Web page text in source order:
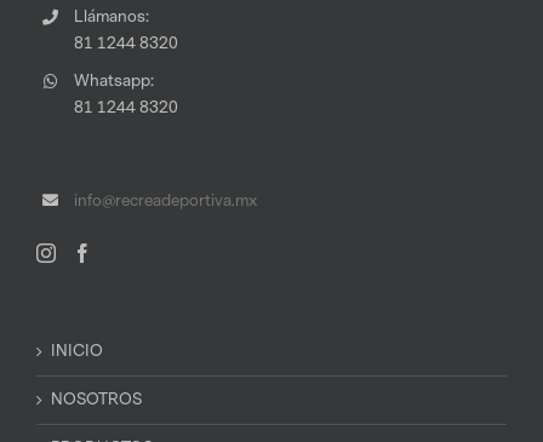
Llámanos:
81 1244 8320
Whatsapp:
81 1244 8320
info@recreadeportiva.mx
INICIO
NOSOTROS